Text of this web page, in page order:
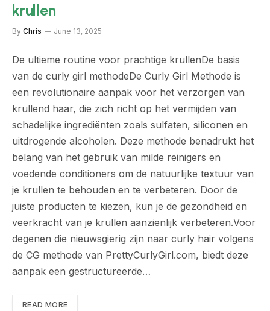
krullen
By Chris June 13, 2025
De ultieme routine voor prachtige krullenDe basis
van de curly girl methodeDe Curly Girl Methode is
een revolutionaire aanpak voor het verzorgen van
krullend haar, die zich richt op het vermijden van
schadelijke ingrediënten zoals sulfaten, siliconen en
uitdrogende alcoholen. Deze methode benadrukt het
belang van het gebruik van milde reinigers en
voedende conditioners om de natuurlijke textuur van
je krullen te behouden en te verbeteren. Door de
juiste producten te kiezen, kun je de gezondheid en
veerkracht van je krullen aanzienlijk verbeteren.Voor
degenen die nieuwsgierig zijn naar curly hair volgens
de CG methode van PrettyCurlyGirl.com, biedt deze
aanpak een gestructureerde…
READ MORE